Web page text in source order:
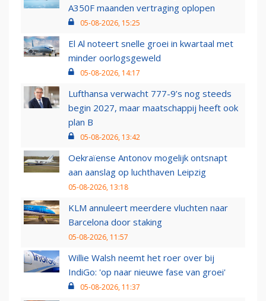
A350F maanden vertraging oplopen
05-08-2026, 15:25
El Al noteert snelle groei in kwartaal met
minder oorlogsgeweld
05-08-2026, 14:17
Lufthansa verwacht 777-9’s nog steeds
begin 2027, maar maatschappij heeft ook
plan B
05-08-2026, 13:42
Oekraïense Antonov mogelijk ontsnapt
aan aanslag op luchthaven Leipzig
05-08-2026, 13:18
KLM annuleert meerdere vluchten naar
Barcelona door staking
05-08-2026, 11:57
Willie Walsh neemt het roer over bij
IndiGo: 'op naar nieuwe fase van groei'
05-08-2026, 11:37